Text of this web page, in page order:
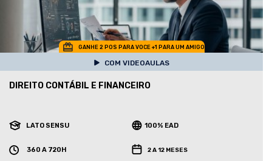
GANHE 2 POS PARA VOCE +1 PARA UM AMIGO
COM VIDEOAULAS
DIREITO CONTÁBIL E FINANCEIRO
LATO SENSU 100% EAD
360 A 720H 2 A 12 MESES